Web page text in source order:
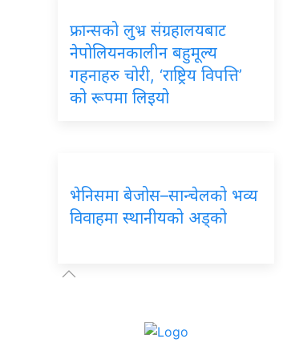
फ्रान्सको लुभ्र संग्रहालयबाट
नेपोलियनकालीन बहुमूल्य
गहनाहरु चोरी, ‘राष्ट्रिय विपत्ति’
को रूपमा लिइयो
भेनिसमा बेजोस–सान्चेलको भव्य
विवाहमा स्थानीयको अड्को